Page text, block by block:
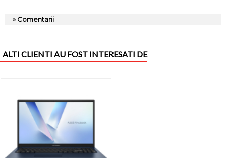
» Comentarii
ALTI CLIENTI AU FOST INTERESATI DE